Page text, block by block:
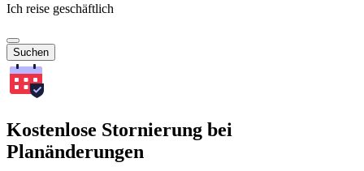
Ich reise geschäftlich
Suchen
Kostenlose Stornierung bei
Planänderungen